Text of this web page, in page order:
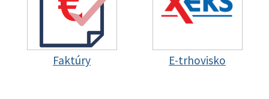
Faktúry E-trhovisko